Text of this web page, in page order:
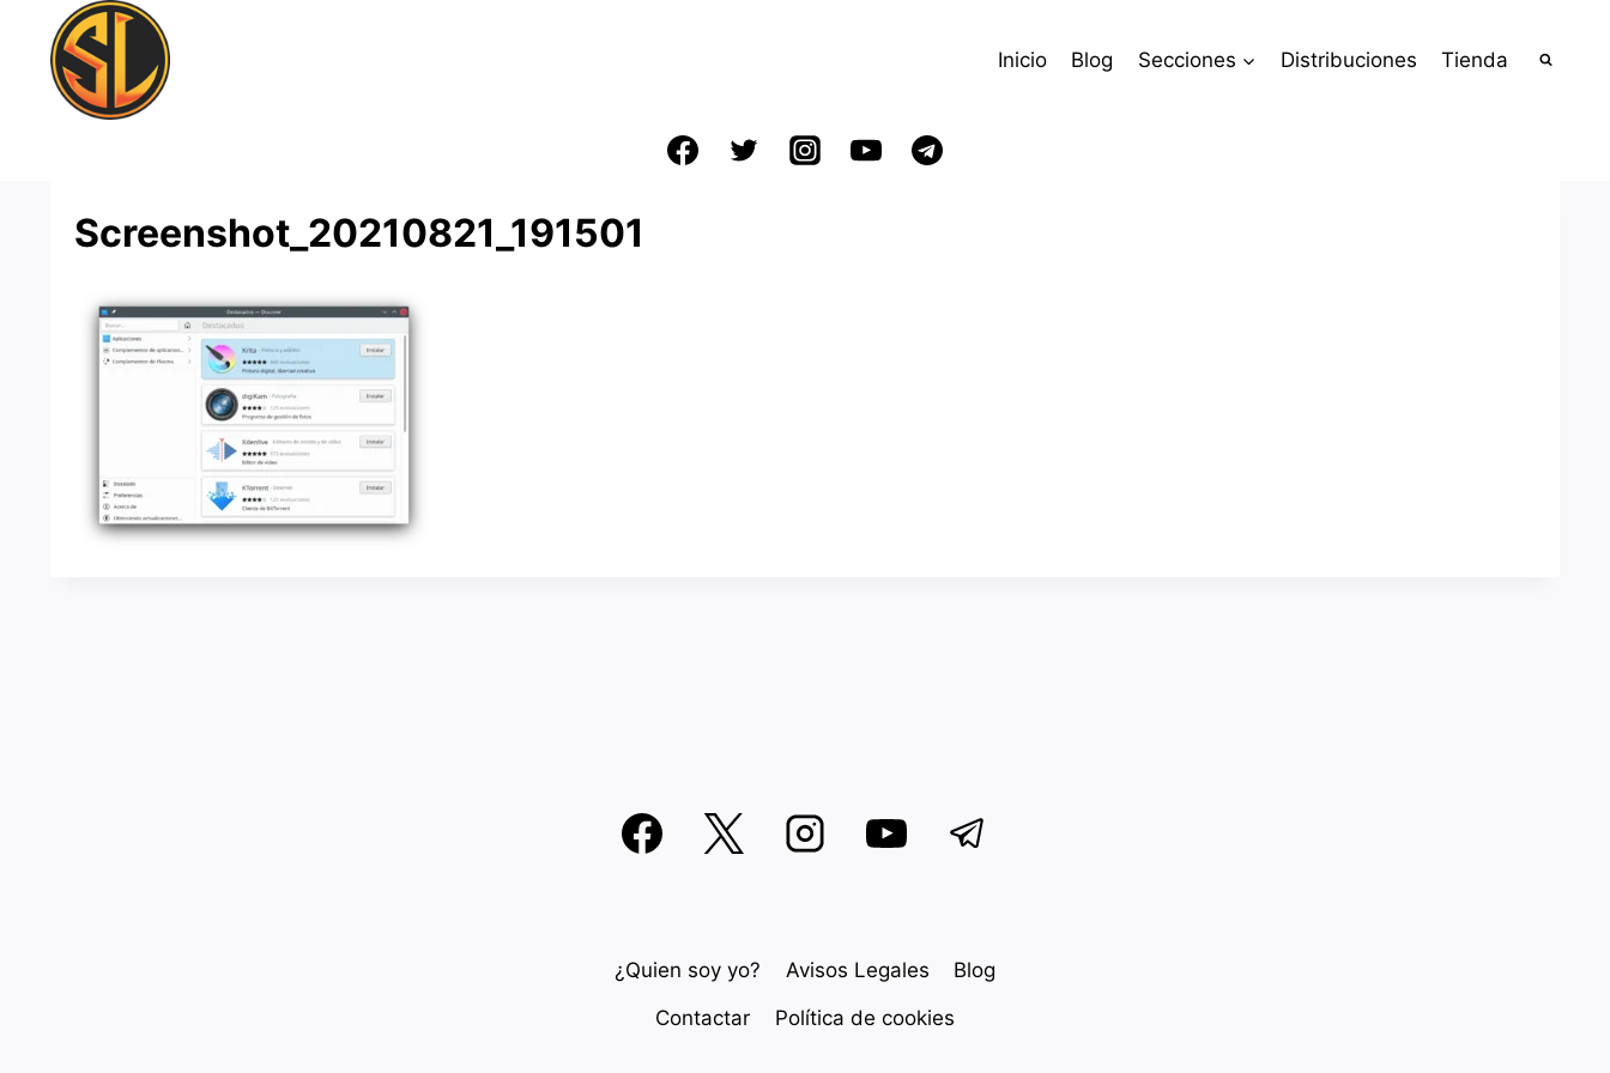
contenido
Inicio Blog Secciones Distribuciones Tienda
Screenshot_20210821_191501
¿Quien soy yo? Avisos Legales Blog
Contactar Política de cookies